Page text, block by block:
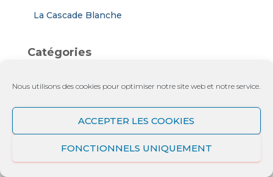
Nous utilisons des cookies pour optimiser notre site web et notre service.
ACCEPTER LES COOKIES
FONCTIONNELS UNIQUEMENT
La Cascade Blanche
Catégories
a